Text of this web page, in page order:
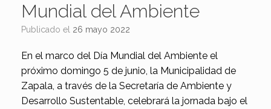
Mundial del Ambiente
Publicado el 26 mayo 2022
En el marco del Día Mundial del Ambiente el
próximo domingo 5 de junio, la Municipalidad de
Zapala, a través de la Secretaría de Ambiente y
Desarrollo Sustentable, celebrará la jornada bajo el